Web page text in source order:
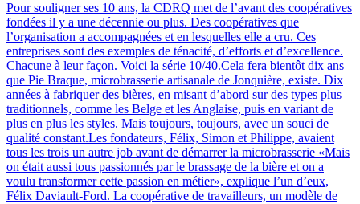
Pour souligner ses 10 ans, la CDRQ met de l’avant des coopératives
fondées il y a une décennie ou plus. Des coopératives que
l’organisation a accompagnées et en lesquelles elle a cru. Ces
entreprises sont des exemples de ténacité, d’efforts et d’excellence.
Chacune à leur façon. Voici la série 10/40.Cela fera bientôt dix ans
que Pie Braque, microbrasserie artisanale de Jonquière, existe. Dix
années à fabriquer des bières, en misant d’abord sur des types plus
traditionnels, comme les Belge et les Anglaise, puis en variant de
plus en plus les styles. Mais toujours, toujours, avec un souci de
qualité constant.Les fondateurs, Félix, Simon et Philippe, avaient
tous les trois un autre job avant de démarrer la microbrasserie «Mais
on était aussi tous passionnés par le brassage de la bière et on a
voulu transformer cette passion en métier», explique l’un d’eux,
Félix Daviault-Ford. La coopérative de travailleurs, un modèle de